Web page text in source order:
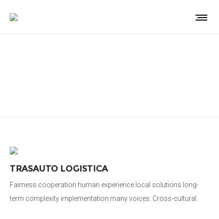
TRASAUTO LOGISTICA
Fairness cooperation human experience local solutions long-
term complexity implementation many voices. Cross-cultural